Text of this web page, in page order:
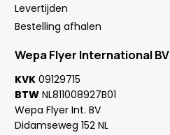
Levertijden
Bestelling afhalen
Wepa Flyer International BV
KVK 09129715
BTW NL811008927B01
Wepa Flyer Int. BV
Didamseweg 152 NL